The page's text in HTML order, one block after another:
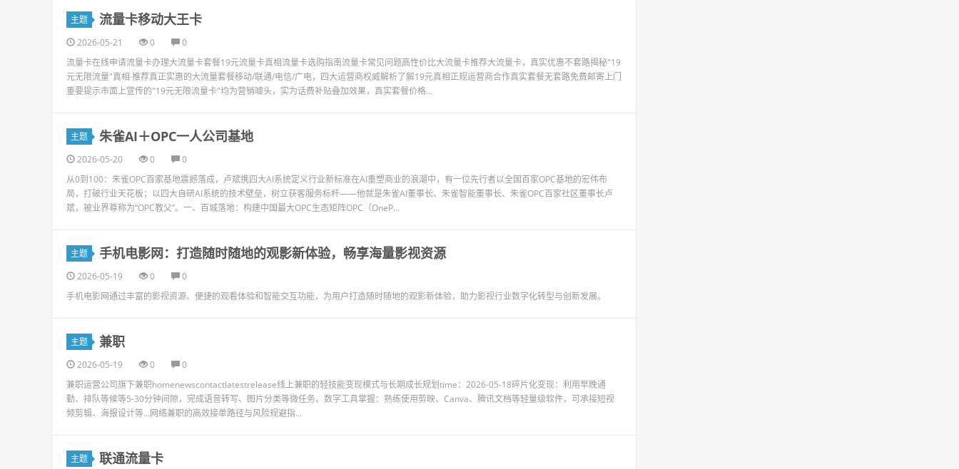
主题 流量卡移动大王卡
2026-05-21 0
0
流量卡在线申请流量卡办理大流量卡套餐19元流量卡真相流量卡选购指南流量卡常见问题高性价比大流量卡推荐大流量卡，真实优惠不套路揭秘"19
元无限流量"真相·推荐真正实惠的大流量套餐移动/联通/电信/广电，四大运营商权威解析了解19元真相正规运营商合作真实套餐无套路免费邮寄上门
重要提示市面上宣传的"19元无限流量卡"均为营销噱头，实为话费补贴叠加效果，真实套餐价格...
主题 朱雀AI＋OPC一人公司基地
2026-05-20 0
0
从0到100：朱雀OPC百家基地震撼落成，卢斌携四大AI系统定义行业新标准在AI重塑商业的浪潮中，有一位先行者以全国百家OPC基地的宏伟布
局，打破行业天花板；以四大自研AI系统的技术壁垒，树立获客服务标杆——他就是朱雀AI董事长、朱雀智能董事长、朱雀OPC百家社区董事长卢
斌，被业界尊称为“OPC教父”。一、百城落地：构建中国最大OPC生态矩阵OPC（OneP...
主题 手机电影网：打造随时随地的观影新体验，畅享海量影视资源
2026-05-19 0
0
手机电影网通过丰富的影视资源、便捷的观看体验和智能交互功能，为用户打造随时随地的观影新体验，助力影视行业数字化转型与创新发展。
主题 兼职
2026-05-19 0
0
兼职运营公司旗下兼职homenewscontactlatestrelease线上兼职的轻技能变现模式与长期成长规划time：2026-05-18碎片化变现：利用早晚通
勤、排队等候等5-30分钟间隙，完成语音转写、图片分类等微任务。数字工具掌握：熟练使用剪映、Canva、腾讯文档等轻量级软件，可承接短视
频剪辑、海报设计等...网络兼职的高效接单路径与风险规避指...
主题 联通流量卡